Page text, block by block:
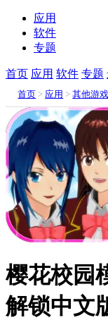
应用
软件
专题
首页 应用 软件 专题
首页 > 应用 >其他游戏
2025
樱花校园
解锁中文